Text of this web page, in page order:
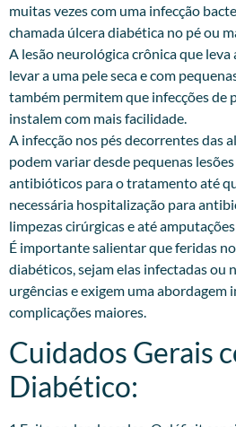
muitas vezes com uma infecção
chamada úlcera diabética no pé ou
A lesão neurológica crônica que
levar a uma pele seca e com
também permitem que infecções de
instalem com mais facilidade.
A infecção nos pés decorrentes das
podem variar desde pequenas
antibióticos para o tratamento até
necessária hospitalização para
limpezas cirúrgicas e até
É importante salientar que feridas
diabéticos, sejam elas infectadas ou
urgências e exigem uma abordagem
complicações maiores.
Cuidados Gerais
Diabético: